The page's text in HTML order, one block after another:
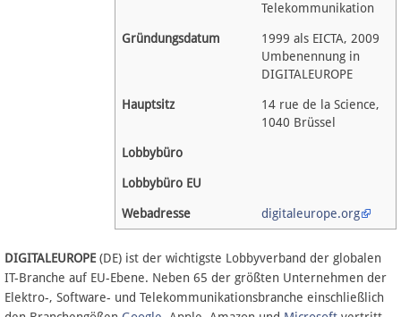
Anmelden
Telekommunikation
Gründungsdatum
1999 als EICTA, 2009
Umbenennung in
DIGITALEUROPE
Hauptsitz
14 rue de la Science,
1040 Brüssel
Lobbybüro
Lobbybüro EU
Webadresse digitaleurope.org
DIGITALEUROPE (DE) ist der wichtigste Lobbyverband der globalen
IT-Branche auf EU-Ebene. Neben 65 der größten Unternehmen der
Elektro-, Software- und Telekommunikationsbranche einschließlich